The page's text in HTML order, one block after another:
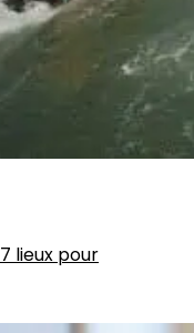
7 lieux pour